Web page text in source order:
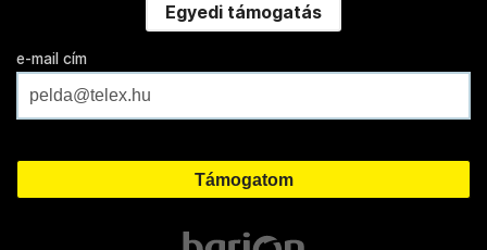
Egyedi támogatás
e-mail cím